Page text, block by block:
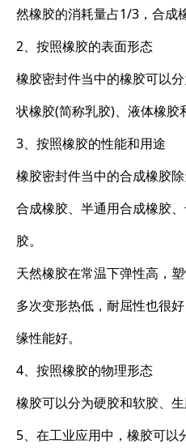
然橡胶的消耗量占1/3，合成
2、按照橡胶的表面形态
橡胶密封件当中的橡胶可以
状橡胶(简称乳胶)、液体橡胶
3、按照橡胶的性能和用途
橡胶密封件当中的合成橡胶
合成橡胶、半通用合成橡胶
胶。
天然橡胶在常温下弹性高，
多次变形热低，耐屈性也很
缘性能好。
4、按照橡胶的物理形态
橡胶可以分为硬胶和软胶、生
5、在工业应用中，橡胶可以